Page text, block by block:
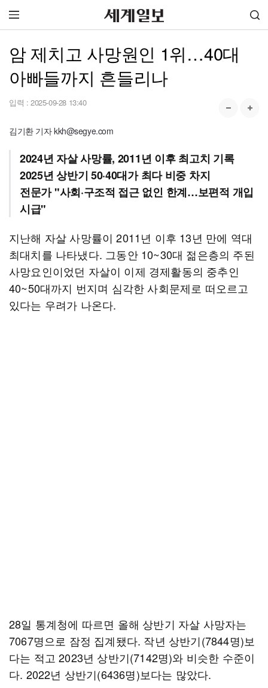
암 제치고 사망원인 1위…40대
아빠들까지 흔들리나
입력 : 2025-09-28 13:40
김기환 기자 kkh@segye.com
2024년 자살 사망률, 2011년 이후 최고치 기록
2025년 상반기 50·40대가 최다 비중 차지
전문가 "사회·구조적 접근 없인 한계…보편적 개입
시급"
지난해 자살 사망률이 2011년 이후 13년 만에 역대
최대치를 나타냈다. 그동안 10~30대 젊은층의 주된
사망요인이었던 자살이 이제 경제활동의 중추인
40~50대까지 번지며 심각한 사회문제로 떠오르고
있다는 우려가 나온다.
28일 통계청에 따르면 올해 상반기 자살 사망자는
7067명으로 잠정 집계됐다. 작년 상반기(7844명)보
다는 적고 2023년 상반기(7142명)와 비슷한 수준이
다. 2022년 상반기(6436명)보다는 많았다.